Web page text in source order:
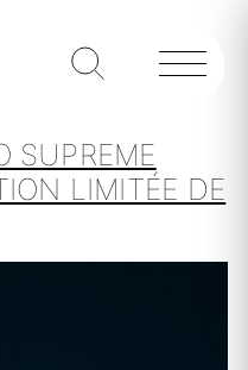
SUPREME
LIMITÉE DE